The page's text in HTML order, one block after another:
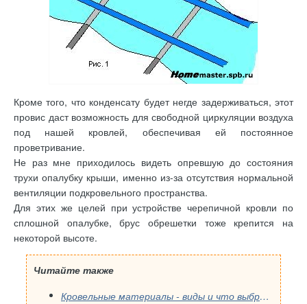
Кроме того, что конденсату будет негде задерживаться, этот
провис даст возможность для свободной циркуляции воздуха
под нашей кровлей, обеспечивая ей постоянное
проветривание.
Не раз мне приходилось видеть опревшую до состояния
трухи опалубку крыши, именно из-за отсутствия нормальной
вентиляции подкровельного пространства.
Для этих же целей при устройстве черепичной кровли по
сплошной опалубке, брус обрешетки тоже крепится на
некоторой высоте.
Читайте также
Кровельные материалы - виды и что выбрать для крыши